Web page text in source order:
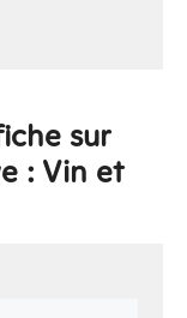
sur
: Vin et